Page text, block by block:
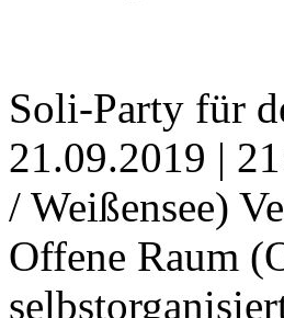
Soli-Party für
21.09.2019 |
/ Weißensee)
Offene Raum